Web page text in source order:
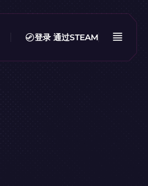
登录 通过STEAM